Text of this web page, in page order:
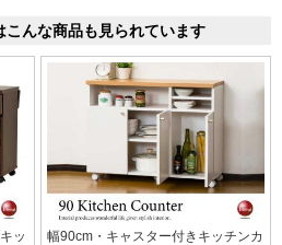
こんな商品も見られています
ッ
幅90cm・キャスター付きキッチンカ